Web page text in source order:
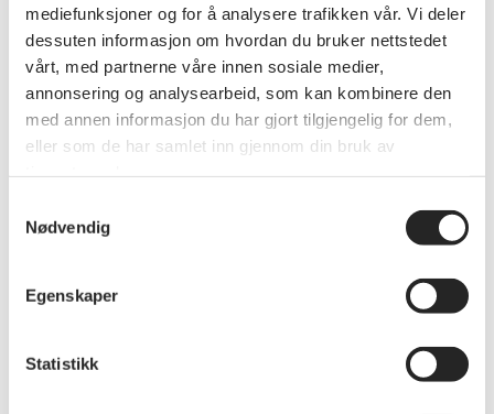
mediefunksjoner og for å analysere trafikken vår. Vi deler
dessuten informasjon om hvordan du bruker nettstedet
vårt, med partnerne våre innen sosiale medier,
annonsering og analysearbeid, som kan kombinere den
med annen informasjon du har gjort tilgjengelig for dem,
eller som de har samlet inn gjennom din bruk av
Nødvendig
Egenskaper
Statistikk
Politikk
ledersamling. Leder Jan Tyriberget kunne ønske